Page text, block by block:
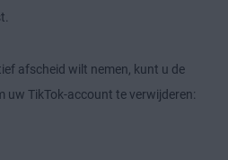
afscheid wilt nemen, kunt u de
uw TikTok-account te verwijderen: